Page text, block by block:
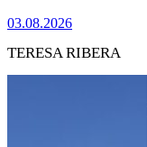
03.08.2026
TERESA RIBERA